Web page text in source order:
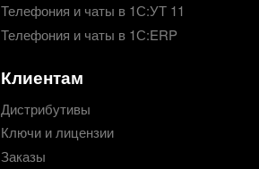
Телефония и чаты в 1С:УТ 11
Телефония и чаты в 1С:ERP
Клиентам
Дистрибутивы
Ключи и лицензии
Заказы